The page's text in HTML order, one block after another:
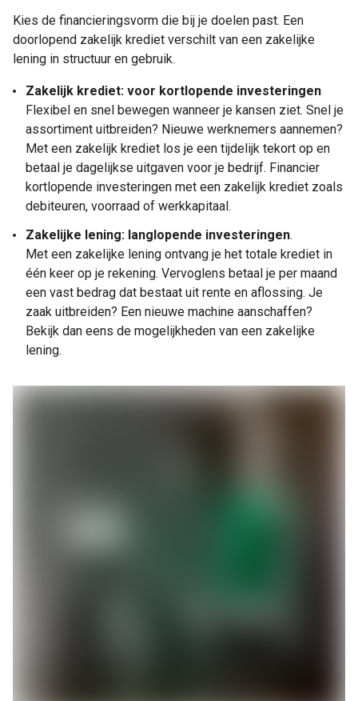
Kies de financieringsvorm die bij je doelen past. Een
doorlopend zakelijk krediet verschilt van een zakelijke
lening in structuur en gebruik.
Zakelijk krediet: voor kortlopende investeringen
Flexibel en snel bewegen wanneer je kansen ziet. Snel je
assortiment uitbreiden? Nieuwe werknemers aannemen?
Met een zakelijk krediet los je een tijdelijk tekort op en
betaal je dagelijkse uitgaven voor je bedrijf. Financier
kortlopende investeringen met een zakelijk krediet zoals
debiteuren, voorraad of werkkapitaal.
Zakelijke lening: langlopende investeringen.
Met een zakelijke lening ontvang je het totale krediet in
één keer op je rekening. Vervoglens betaal je per maand
een vast bedrag dat bestaat uit rente en aflossing. Je
zaak uitbreiden? Een nieuwe machine aanschaffen?
Bekijk dan eens de mogelijkheden van een zakelijke
lening.